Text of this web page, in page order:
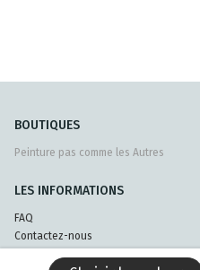
BOUTIQUES
Peinture pas comme les Autres
LES INFORMATIONS
FAQ
Contactez-nous